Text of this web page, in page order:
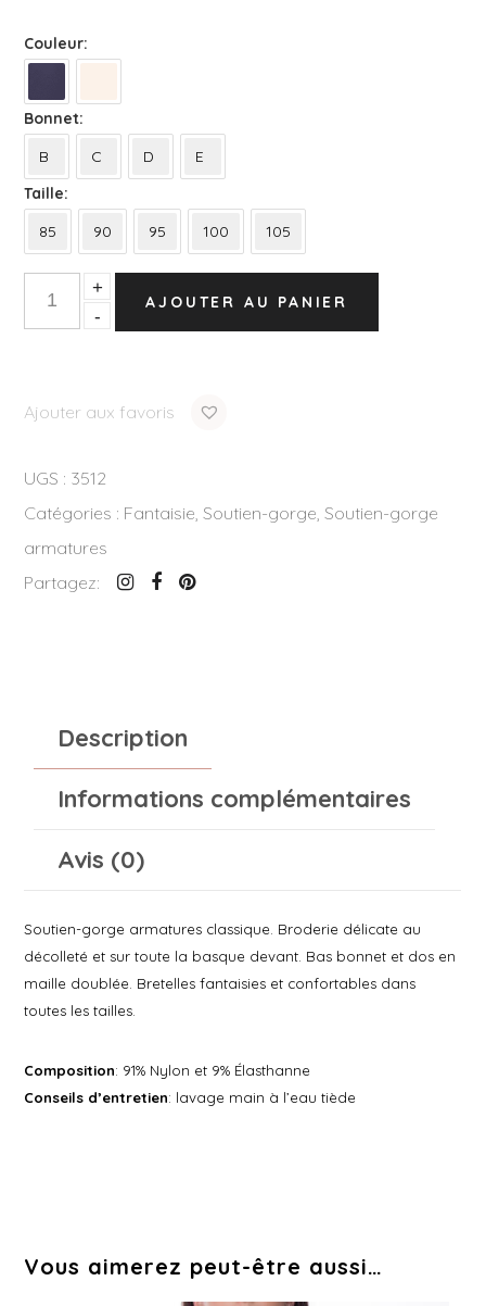
Couleur
Bonnet
B
C D
E
Taille
85
90 95 100 105
+
-
AJOUTER AU PANIER
Ajouter aux favoris
UGS : 3512
Catégories : Fantaisie ,Soutien-gorge ,Soutien-gorge
armatures
Partagez:
Description
Informations complémentaires
Avis (0)
Soutien-gorge armatures classique. Broderie délicate au
décolleté et sur toute la basque devant. Bas bonnet et dos en
maille doublée. Bretelles fantaisies et confortables dans
toutes les tailles.
Composition: 91% Nylon et 9% Élasthanne
Conseils d’entretien: lavage main à l’eau tiède
Vous aimerez peut-être aussi…